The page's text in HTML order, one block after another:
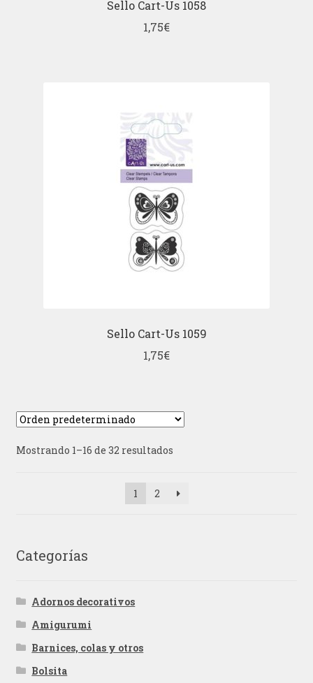
Sello Cart-Us 1058
1,75€
Sello Cart-Us 1059
1,75€
Mostrando 1–16 de 32 resultados
1 2
Categorías
Adornos decorativos
Amigurumi
Barnices, colas y otros
Bolsita